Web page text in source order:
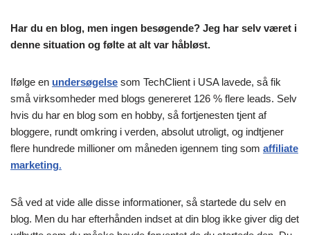
Har du en blog, men ingen besøgende? Jeg har selv været i
denne situation og følte at alt var håbløst.
Ifølge en undersøgelse som TechClient i USA lavede, så fik
små virksomheder med blogs genereret 126 % flere leads. Selv
hvis du har en blog som en hobby, så fortjenesten tjent af
bloggere, rundt omkring i verden, absolut utroligt, og indtjener
flere hundrede millioner om måneden igennem ting som affiliate
marketing.
Så ved at vide alle disse informationer, så startede du selv en
blog. Men du har efterhånden indset at din blog ikke giver dig det